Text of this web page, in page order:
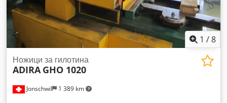
1 /8
Jonschwil 1 389 km
Ножици за гилотина
ADIRA GHO 1020